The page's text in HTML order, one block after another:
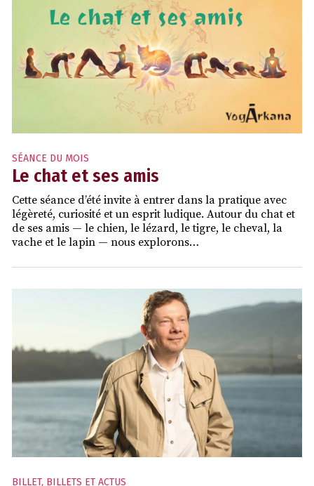
SÉANCE DU MOIS
Le chat et ses amis
Cette séance d’été invite à entrer dans la pratique avec
légèreté, curiosité et un esprit ludique. Autour du chat et
de ses amis — le chien, le lézard, le tigre, le cheval, la
vache et le lapin — nous explorons…
BILLET, BILLETS ET ACTUS